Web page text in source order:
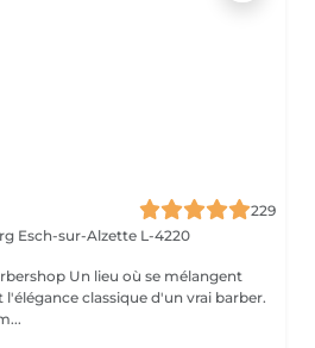
229
Esch-sur-Alzette L-4220
se mélangent
classique d'un vrai barber.